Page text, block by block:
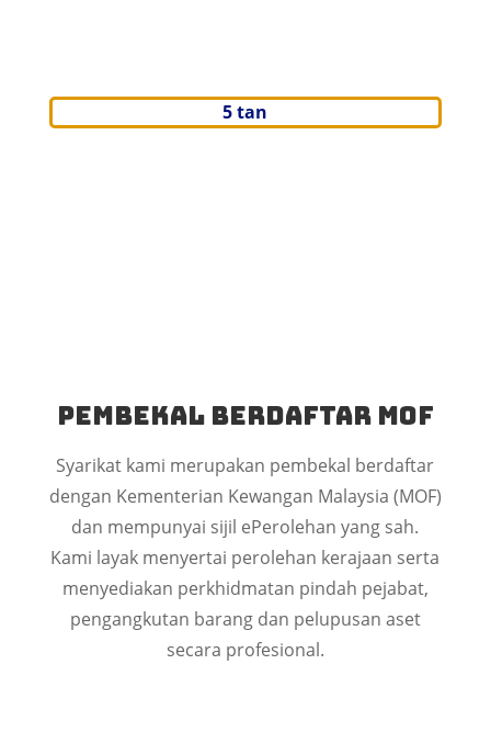
5 tan
Pembekal Berdaftar MOF
Syarikat kami merupakan pembekal berdaftar
dengan Kementerian Kewangan Malaysia (MOF)
dan mempunyai sijil ePerolehan yang sah.
Kami layak menyertai perolehan kerajaan serta
menyediakan perkhidmatan pindah pejabat,
pengangkutan barang dan pelupusan aset
secara profesional.